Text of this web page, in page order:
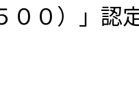
００）」認